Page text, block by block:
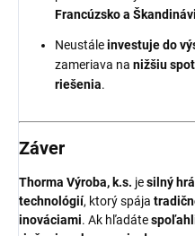
Francúzsko a
Neustáleinvestuje do
zameriava na nižšiu
riešenia.
Záver
Thorma Výroba, k.s. jesilný
technológií, ktorý spája
inováciami. Ak hľadáte